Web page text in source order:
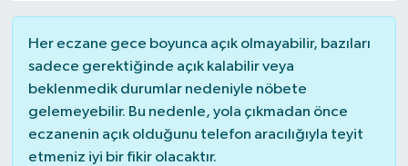
Her eczane gece boyunca açık olmayabilir, bazıları
sadece gerektiğinde açık kalabilir veya
beklenmedik durumlar nedeniyle nöbete
gelemeyebilir. Bu nedenle, yola çıkmadan önce
eczanenin açık olduğunu telefon aracılığıyla teyit
etmeniz iyi bir fikir olacaktır.